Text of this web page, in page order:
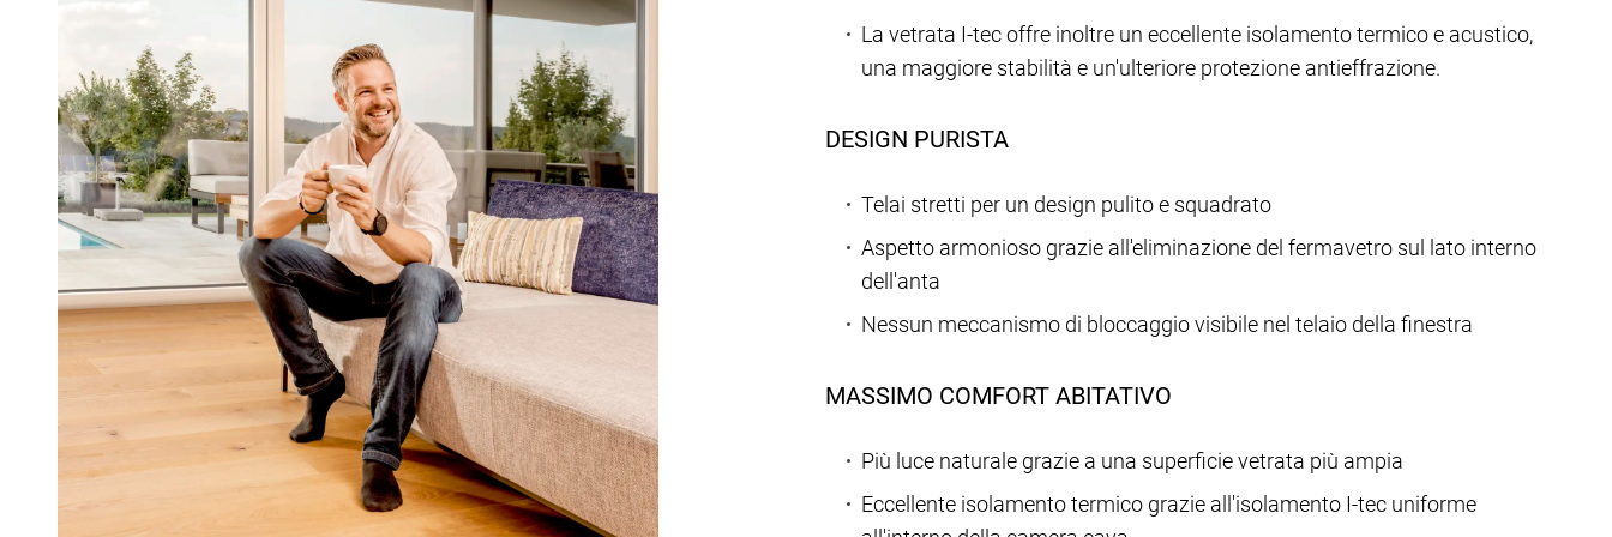
La vetrata I-tec offre inoltre un eccellente isolamento termico e acustico,
una maggiore stabilità e un'ulteriore protezione antieffrazione.
DESIGN PURISTA
Telai stretti per un design pulito e squadrato
Aspetto armonioso grazie all'eliminazione del fermavetro sul lato interno
dell'anta
Nessun meccanismo di bloccaggio visibile nel telaio della finestra
MASSIMO COMFORT ABITATIVO
Più luce naturale grazie a una superficie vetrata più ampia
Eccellente isolamento termico grazie all'isolamento I-tec uniforme